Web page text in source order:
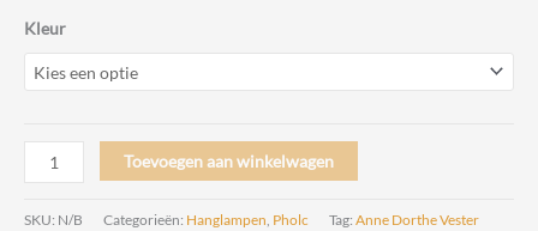
Kleur
Lille
24
hanglamp
Toevoegen aan winkelwagen
SKU: N/B Categorieën: Hanglampen, Pholc Tag: Anne Dorthe Vester